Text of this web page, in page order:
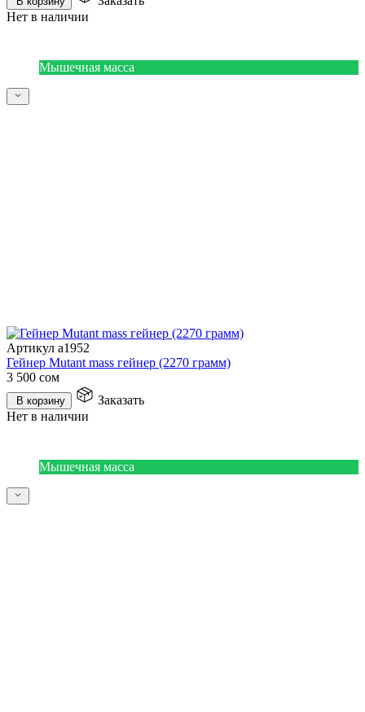
Нет в наличии
Мышечная масса
Артикул a1952
Гейнер Mutant mass гейнер (2270 грамм)
3 500 сом
В корзину
Заказать
Нет в наличии
Мышечная масса